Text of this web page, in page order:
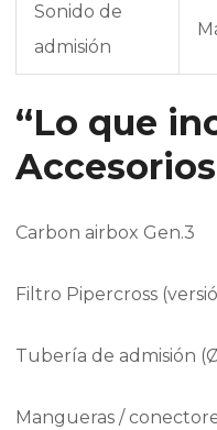
Sonido de
admisión
“Lo que
Carbon airbox Gen.3
Filtro Pipercross
Tubería de admisión
Mangueras /